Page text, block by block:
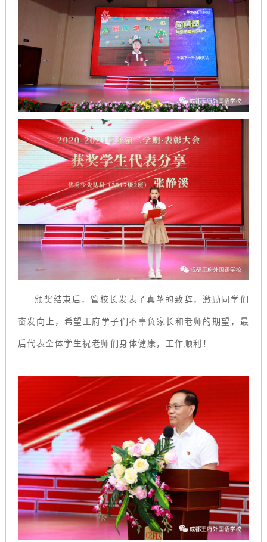
颁奖结束后，管校长发表了真挚的致辞，激励同学们
奋发向上，希望王府学子们不辜负家长和老师的期望，最
后代表全体学生祝老师们身体健康，工作顺利！